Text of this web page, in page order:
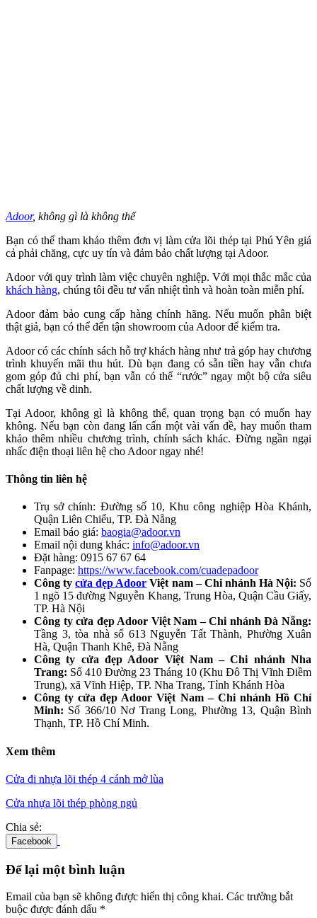
Adoor, không gì là không thể
Bạn có thể tham khảo thêm đơn vị làm cửa lõi thép tại Phú Yên giá
cả phải chăng, cực uy tín và đảm bảo chất lượng tại Adoor.
Adoor với quy trình làm việc chuyên nghiệp. Với mọi thắc mắc của
khách hàng, chúng tôi đều tư vấn nhiệt tình và hoàn toàn miễn phí.
Adoor đảm bảo cung cấp hàng chính hãng. Nếu muốn phân biệt
thật giả, bạn có thể đến tận showroom của Adoor để kiểm tra.
Adoor có các chính sách hỗ trợ khách hàng như trả góp hay chương
trình khuyến mãi thu hút. Dù bạn đang có sẵn tiền hay vẫn chưa
gom góp đủ chi phí, bạn vẫn có thể “rước” ngay một bộ cửa siêu
chất lượng về dinh.
Tại Adoor, không gì là không thể, quan trọng bạn có muốn hay
không. Nếu bạn còn đang lấn cấn một vài vấn đề, hay muốn tham
khảo thêm nhiều chương trình, chính sách khác. Đừng ngần ngại
nhấc điện thoại liên hệ cho Adoor ngay nhé!
Thông tin liên hệ
Trụ sở chính: Đường số 10, Khu công nghiệp Hòa Khánh,
Quận Liên Chiểu, TP. Đà Nẵng
Email báo giá: baogia@adoor.vn
Email nội dung khác: info@adoor.vn
Đặt hàng: 0915 67 67 64
Fanpage: https://www.facebook.com/cuadepadoor
Công tycửa đẹp Adoor Việt nam – Chi nhánh Hà Nội: Số
1 ngõ 15 đường Nguyễn Khang, Trung Hòa, Quận Cầu Giấy,
TP. Hà Nội
Công ty cửa đẹp Adoor Việt Nam – Chi nhánh Đà Nẵng:
Tầng 3, tòa nhà số 613 Nguyễn Tất Thành, Phường Xuân
Hà, Quận Thanh Khê, Đà Nẵng
Công ty cửa đẹp Adoor Việt Nam – Chi nhánh Nha
Trang: Số 410 Đường 23 Tháng 10 (Khu Đô Thị Vĩnh Điềm
Trung), xã Vĩnh Hiệp, TP. Nha Trang, Tỉnh Khánh Hòa
Công ty cửa đẹp Adoor Việt Nam – Chi nhánh Hồ Chí
Minh: Số 366/10 Nơ Trang Long, Phường 13, Quận Bình
Thạnh, TP. Hồ Chí Minh.
Xem thêm
Cửa đi nhựa lõi thép 4 cánh mở lùa
Cửa nhựa lõi thép phòng ngủ
Chia sẻ:
Facebook
Để lại một bình luận
Email của bạn sẽ không được hiển thị công khai. Các trường bắt
buộc được đánh dấu *